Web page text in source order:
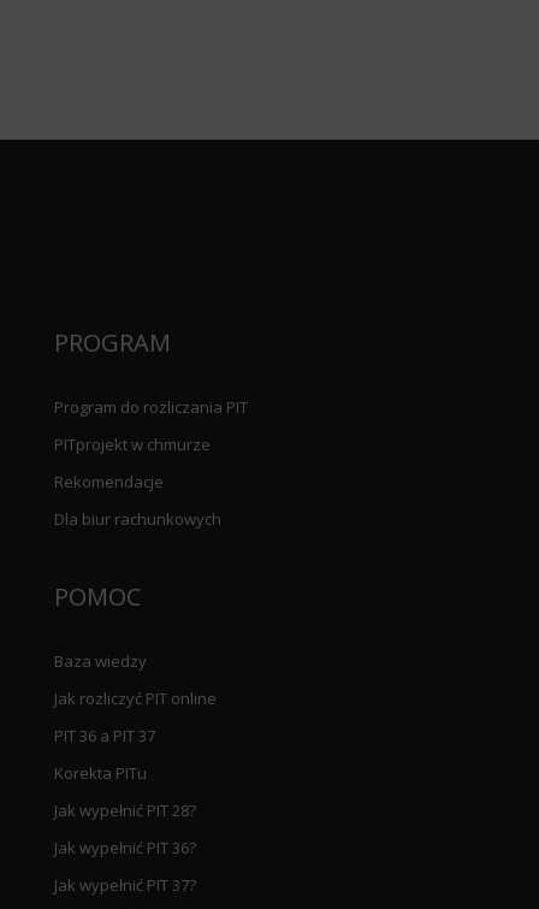
PROGRAM
Program do rozliczania PIT
PITprojekt w chmurze
Rekomendacje
Dla biur rachunkowych
POMOC
Baza wiedzy
Jak rozliczyć PIT online
PIT 36 a PIT 37
Korekta PITu
Jak wypełnić PIT 28?
Jak wypełnić PIT 36?
Jak wypełnić PIT 37?